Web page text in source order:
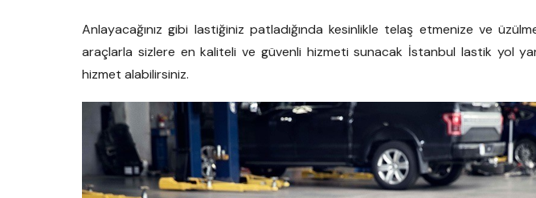
Anlayacağınız gibi lastiğiniz patladığında kesinlikle telaş etmenize ve
araçlarla sizlere en kaliteli ve güvenli hizmeti sunacak İstanbul lastik yol
hizmet alabilirsiniz.